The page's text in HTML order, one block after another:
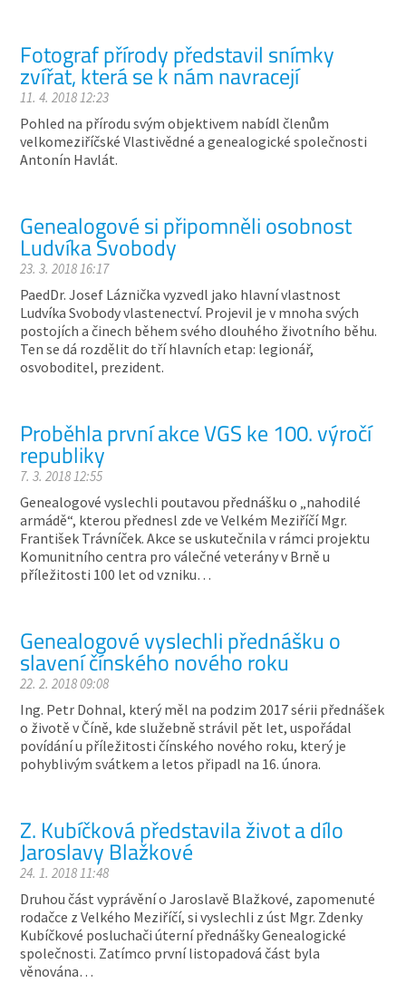
Fotograf přírody představil snímky
zvířat, která se k nám navracejí
11. 4. 2018 12:23
Pohled na přírodu svým objektivem nabídl členům
velkomeziříčské Vlastivědné a genealogické společnosti
Antonín Havlát.
Genealogové si připomněli osobnost
Ludvíka Svobody
23. 3. 2018 16:17
PaedDr. Josef Láznička vyzvedl jako hlavní vlastnost
Ludvíka Svobody vlastenectví. Projevil je v mnoha svých
postojích a činech během svého dlouhého životního běhu.
Ten se dá rozdělit do tří hlavních etap: legionář,
osvoboditel, prezident.
Proběhla první akce VGS ke 100. výročí
republiky
7. 3. 2018 12:55
Genealogové vyslechli poutavou přednášku o „nahodilé
armádě“, kterou přednesl zde ve Velkém Meziříčí Mgr.
František Trávníček. Akce se uskutečnila v rámci projektu
Komunitního centra pro válečné veterány v Brně u
příležitosti 100 let od vzniku…
Genealogové vyslechli přednášku o
slavení čínského nového roku
22. 2. 2018 09:08
Ing. Petr Dohnal, který měl na podzim 2017 sérii přednášek
o životě v Číně, kde služebně strávil pět let, uspořádal
povídání u příležitosti čínského nového roku, který je
pohyblivým svátkem a letos připadl na 16. února.
Z. Kubíčková představila život a dílo
Jaroslavy Blažkové
24. 1. 2018 11:48
Druhou část vyprávění o Jaroslavě Blažkové, zapomenuté
rodačce z Velkého Meziříčí, si vyslechli z úst Mgr. Zdenky
Kubíčkové posluchači úterní přednášky Genealogické
společnosti. Zatímco první listopadová část byla
věnována…